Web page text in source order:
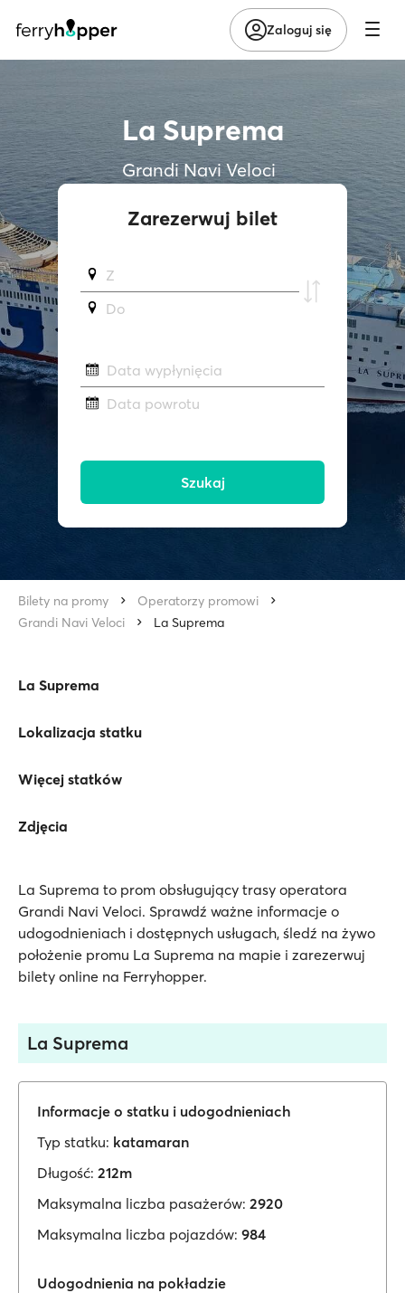
Zaloguj się
La Suprema
Grandi Navi Veloci
Zarezerwuj bilet
Z
Do
Data wypłynięcia
Data powrotu
Szukaj
Bilety na promy
Operatorzy promowi
Grandi Navi Veloci
La Suprema
La Suprema
Lokalizacja statku
Więcej statków
Zdjęcia
La Suprema to prom obsługujący trasy operatora
Grandi Navi Veloci. Sprawdź ważne informacje o
udogodnieniach i dostępnych usługach, śledź na żywo
położenie promu La Suprema na mapie i zarezerwuj
bilety online na Ferryhopper.
La Suprema
Informacje o statku i udogodnieniach
Typ statku: katamaran
Długość: 212m
Maksymalna liczba pasażerów: 2920
Maksymalna liczba pojazdów: 984
Udogodnienia na pokładzie